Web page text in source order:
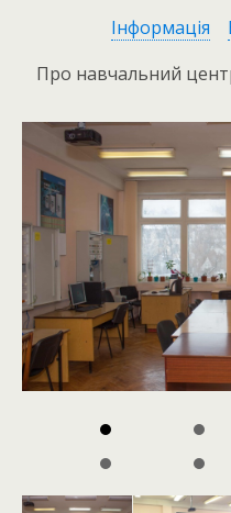
Інформація
Про навчальний